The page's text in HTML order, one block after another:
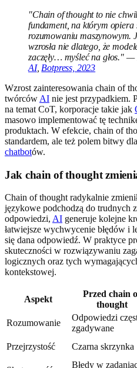
"Chain of thought to nie
fundament, na którym opiera
rozumowaniu maszynowym.
wzrosła nie dlatego, że
zaczęły… myśleć na głos."
AI, Botpress, 2023
Wzrost zainteresowania chain of
twórców AI nie jest przypadkiem.
na temat CoT, korporacje takie jak
masowo implementować tę
produktach. W efekcie, chain of
standardem, ale też polem bitwy
chatbotów.
Jak chain of thought
Chain of thought radykalnie
językowe podchodzą do trudnych
odpowiedzi, AI generuje kolejne
łatwiejsze wychwycenie błędów i
się dana odpowiedź. W praktyce
skuteczności w rozwiązywaniu
logicznych oraz tych
kontekstowej.
Aspekt
Przed chain
thought
Rozumowanie
Odpowiedzi
zgadywane
Przejrzystość Czarna skrzynka
Błędy w